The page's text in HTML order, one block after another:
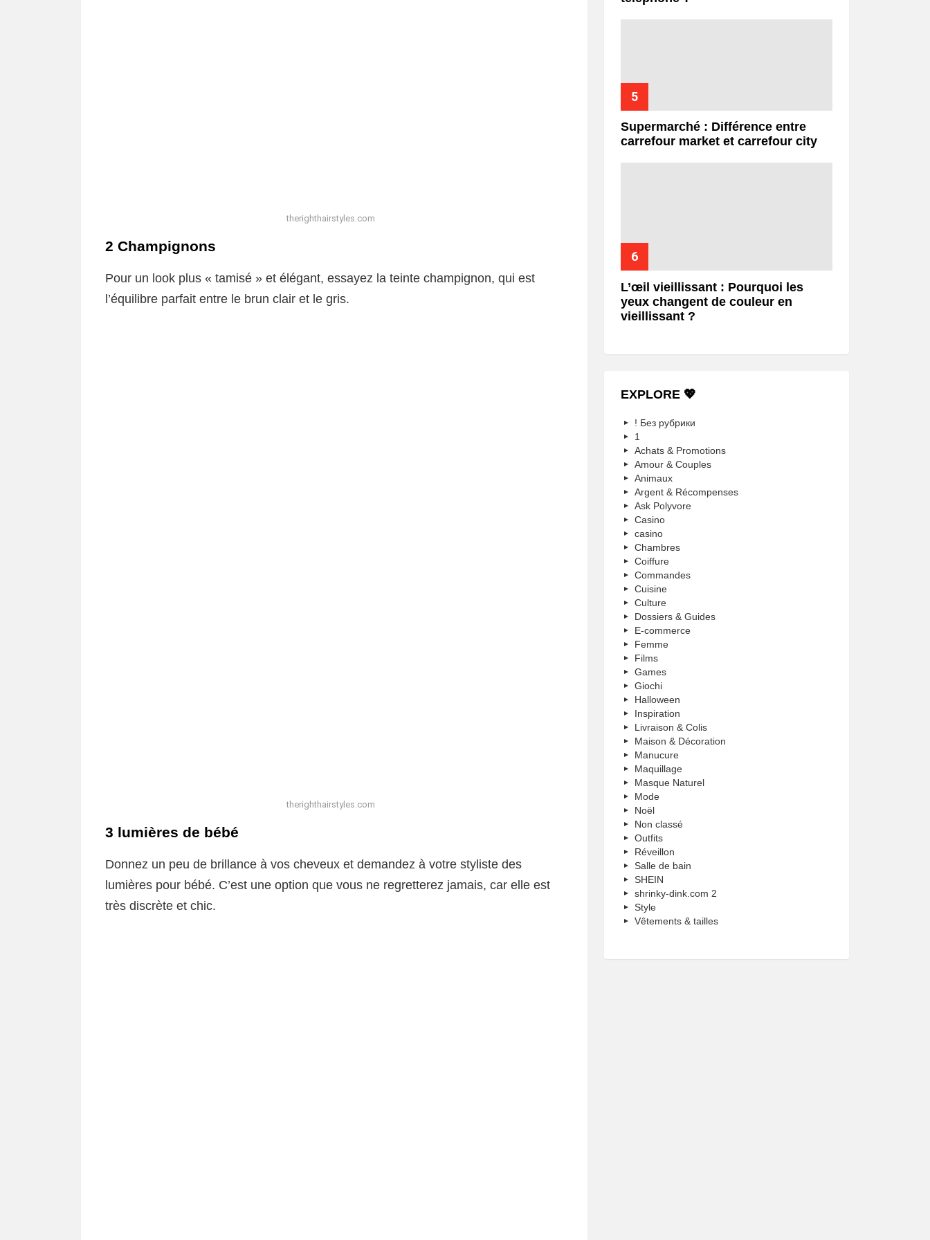
therighthairstyles.com
2 Champignons
Pour un look plus « tamisé » et élégant, essayez la teinte champignon, qui est
l’équilibre parfait entre le brun clair et le gris.
therighthairstyles.com
3 lumières de bébé
Donnez un peu de brillance à vos cheveux et demandez à votre styliste des
lumières pour bébé. C’est une option que vous ne regretterez jamais, car elle est
très discrète et chic.
Supermarché : Différence entre
carrefour market et carrefour city
L’œil vieillissant : Pourquoi les
yeux changent de couleur en
vieillissant ?
EXPLORE 💖
! Без рубрики
1
Achats & Promotions
Amour & Couples
Animaux
Argent & Récompenses
Ask Polyvore
Casino
casino
Chambres
Coiffure
Commandes
Cuisine
Culture
Dossiers & Guides
E-commerce
Femme
Films
Games
Giochi
Halloween
Inspiration
Livraison & Colis
Maison & Décoration
Manucure
Maquillage
Masque Naturel
Mode
Noël
Non classé
Outfits
Réveillon
Salle de bain
SHEIN
shrinky-dink.com 2
Style
Vêtements & tailles